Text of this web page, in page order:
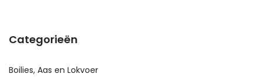
Categorieën
Boilies, Aas en Lokvoer